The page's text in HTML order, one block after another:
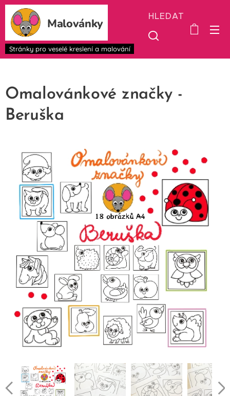
Malovánky
Stránky pro veselé kreslení a malování
HLEDAT
Omalovánkové značky -
Beruška